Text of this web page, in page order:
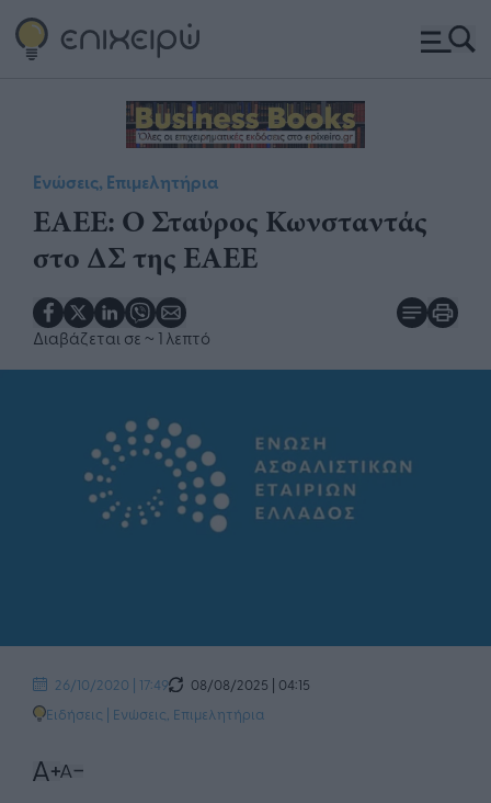
Ενώσεις, Επιμελητήρια
ΕΑΕΕ: Ο Σταύρος Κωνσταντάς
στο ΔΣ της ΕΑΕΕ
Διαβάζεται σε ~ 1 λεπτό
26/10/2020 | 17:49
08/08/2025 | 04:15
Ειδήσεις | Ενώσεις, Επιμελητήρια